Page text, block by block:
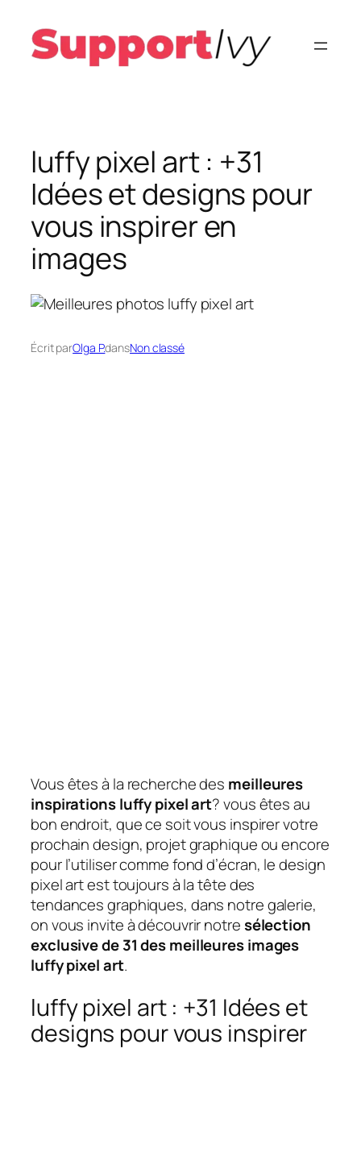
contenu
luffy pixel art : +31
Idées et designs pour
vous inspirer en
images
Écrit parOlga P.dansNon classé
Vous êtes à la recherche des meilleures
inspirations luffy pixel art? vous êtes au
bon endroit, que ce soit vous inspirer votre
prochain design, projet graphique ou encore
pour l’utiliser comme fond d’écran, le design
pixel art est toujours à la tête des
tendances graphiques, dans notre galerie,
on vous invite à découvrir notresélection
exclusive de 31 des meilleures images
luffy pixel art.
luffy pixel art : +31 Idées et
designs pour vous inspirer